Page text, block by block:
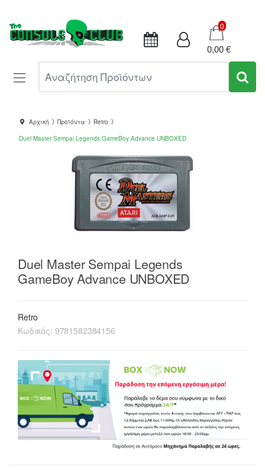
Καλάθι
0
0,00 €
Αρχική Προϊόντα
Retro
Duel Master Sempai Legends GameBoy Advance UNBOXED
Duel Master Sempai Legends
GameBoy Advance UNBOXED
Retro
Κωδικός: 9781582384156